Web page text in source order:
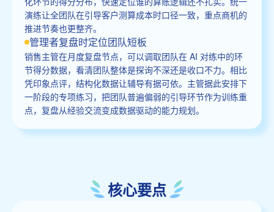
演练让全团队在引导客户测算成本时口径一致，重点商机的
推进节奏也更整齐。
管理者复盘时定位团队短板
销售主管在月度复盘节点，可以调取团队在 AI 对练中的环
节得分数据，看清团队整体是探询不深还是收口不力。相比
凭印象点评，结构化数据让辅导有据可依。主管据此安排下
一阶段的专项练习，把团队普遍偏弱的引导环节作为训练重
点，复盘从经验交流变成数据驱动的能力规划。
核心要点